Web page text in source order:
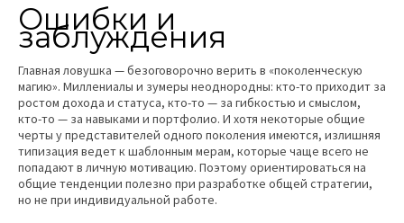
Ошибки и
заблуждения
Главная ловушка — безоговорочно верить в «поколенческую
магию». Миллениалы и зумеры неоднородны: кто-то приходит за
ростом дохода и статуса, кто-то — за гибкостью и смыслом,
кто-то — за навыками и портфолио. И хотя некоторые общие
черты у представителей одного поколения имеются, излишняя
типизация ведет к шаблонным мерам, которые чаще всего не
попадают в личную мотивацию. Поэтому ориентироваться на
общие тенденции полезно при разработке общей стратегии,
но не при индивидуальной работе.